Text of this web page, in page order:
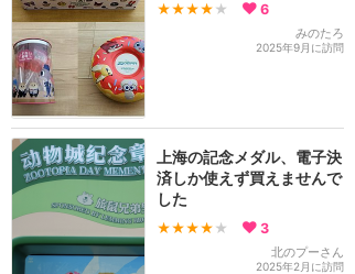
★★★★ ★ 6
みのたろ
2025年9月に訪問
上海の記念メダル、電子決
済しか使えず買えませんで
した
★★★★ ★ 3
北のプーさん
2025年2月に訪問